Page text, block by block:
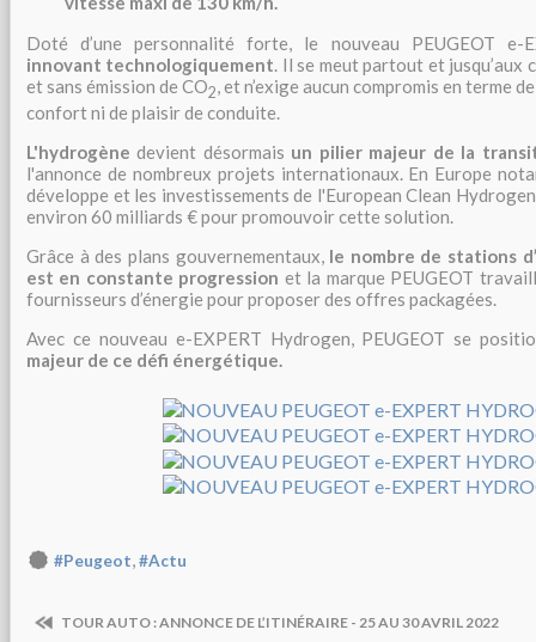
Doté d’une personnalité forte, le nouveau PEUGEOT e-
innovant technologiquement. Il se meut partout et jusqu’aux
et sans émission de CO2, et n’exige aucun compromis en terme
confort ni de plaisir de conduite.
L'hydrogène devient désormais un pilier majeur de la
l'annonce de nombreux projets internationaux. En Europe
développe et les investissements de l'European Clean
environ 60 milliards € pour promouvoir cette solution.
Grâce à des plans gouvernementaux, le nombre de stations
est en constante progression et la marque PEUGEOT
fournisseurs d’énergie pour proposer des offres packagées.
Avec ce nouveau e-EXPERT Hydrogen, PEUGEOT se
majeur de ce défi énergétique.
#Peugeot,#Actu
TOUR AUTO : ANNONCE DE L’ITINÉRAIRE - 25 AU 30 AVRIL 2022